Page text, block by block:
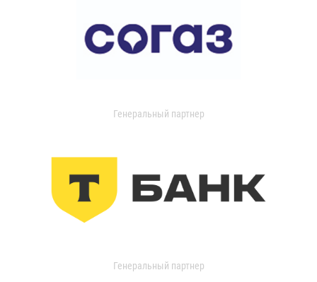
Генеральный партнер
Генеральный партнер